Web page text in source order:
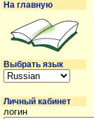
На главную
Выбрать язык
Личный кабинет
логин